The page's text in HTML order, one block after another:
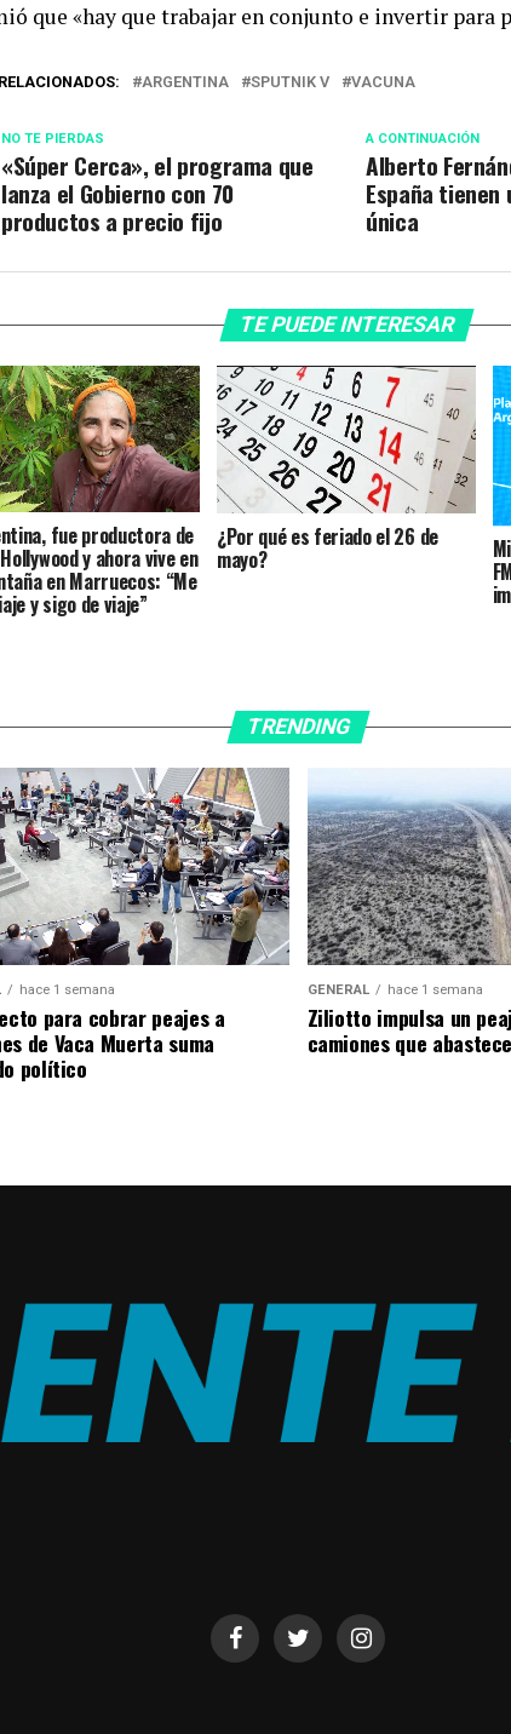
que «hay que trabajar en conjunto e invertir para
ARGENTINA SPUTNIK V VACUNA
A CONTINUACIÓN
Alberto
España
única
NO TE PIERDAS
«Súper Cerca», el programa que
lanza el Gobierno con 70
productos a precio fijo
TE PUEDE INTERESAR
fue productora de
y ahora vive en
en Marruecos: “Me
y sigo de viaje”
¿Por qué es feriado el 26 de
mayo?
TRENDING
hace 1 semana
para cobrar peajes a
de Vaca Muerta suma
político
GENERAL hace 1 semana
Ziliotto impulsa un
camiones que